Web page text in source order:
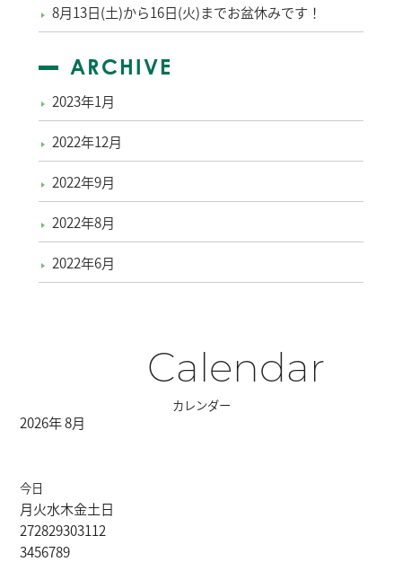
8月13日(土)から16日(火)までお盆休みです！
ARCHIVE
2023年1月
2022年12月
2022年9月
2022年8月
2022年6月
Calendar
カレンダー
2026年 8月
今日
月火水木金土日
272829303112
3456789